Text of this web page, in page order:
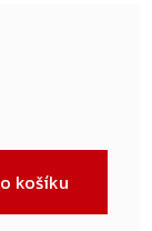
košíku